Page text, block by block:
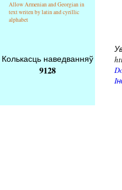
Allow Armenian and Georgian in
text writen by latin and cyrillic
alphabet
Колькасць наведванняў
9128